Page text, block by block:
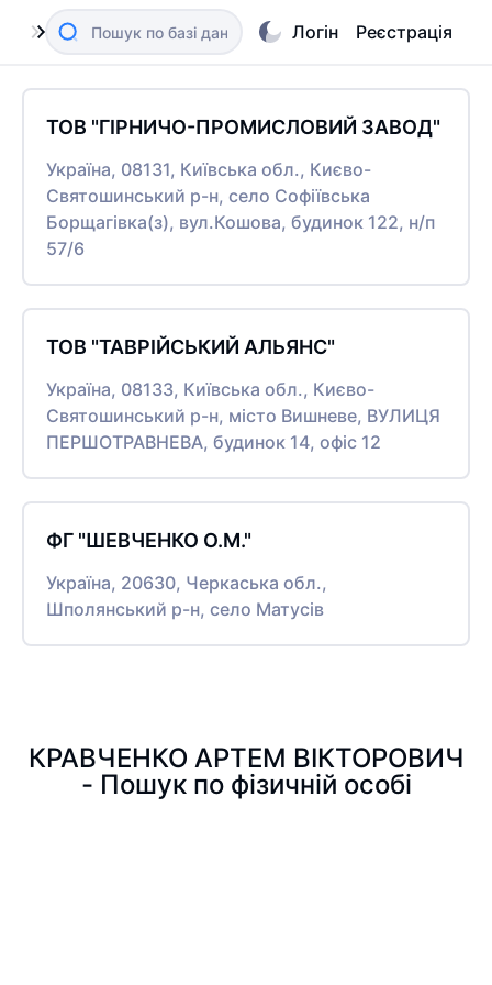
Логін Реєстрація
ТОВ "ГІРНИЧО-ПРОМИСЛОВИЙ ЗАВОД"
Україна, 08131, Київська обл., Києво-
Святошинський р-н, село Софіївська
Борщагівка(з), вул.Кошова, будинок 122, н/п
57/6
ТОВ "ТАВРІЙСЬКИЙ АЛЬЯНС"
Україна, 08133, Київська обл., Києво-
Святошинський р-н, місто Вишневе, ВУЛИЦЯ
ПЕРШОТРАВНЕВА, будинок 14, офіс 12
ФГ "ШЕВЧЕНКО О.М."
Україна, 20630, Черкаська обл.,
Шполянський р-н, село Матусів
КРАВЧЕНКО АРТЕМ ВІКТОРОВИЧ
- Пошук по фізичній особі